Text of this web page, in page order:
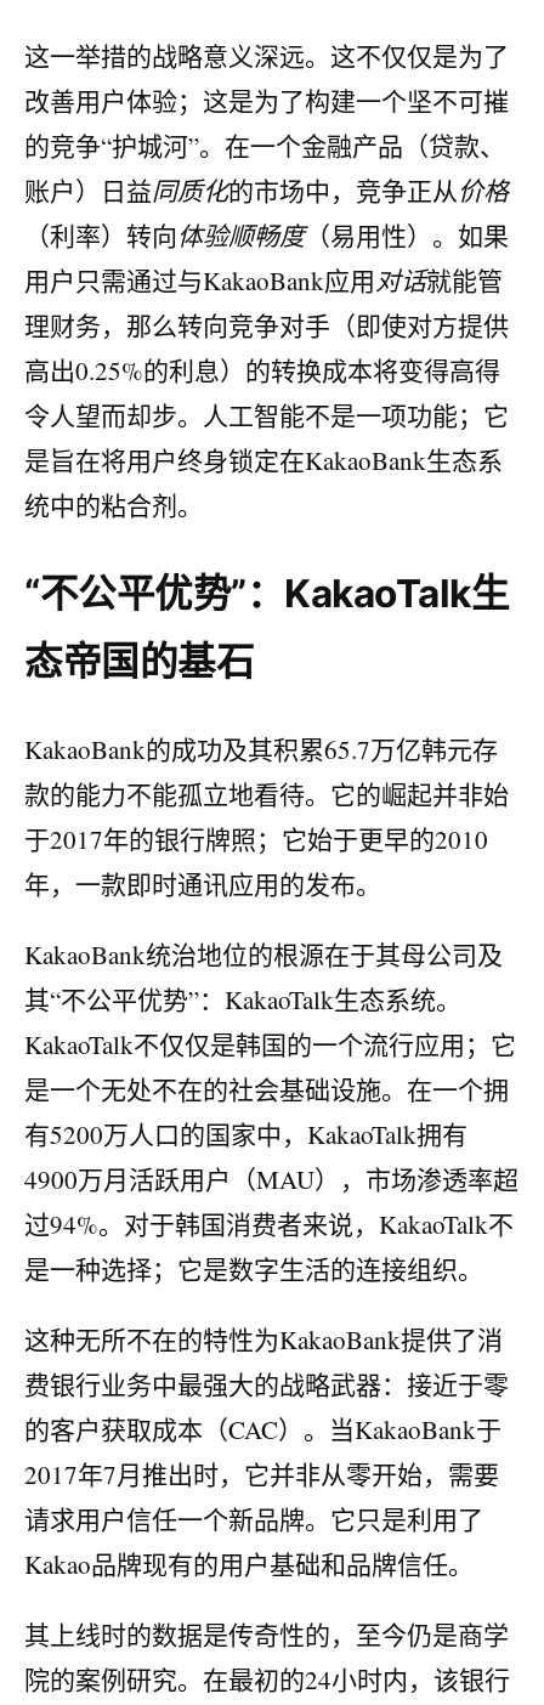
这一举措的战略意义深远。这不仅仅是为了
改善用户体验；这是为了构建一个坚不可摧
的竞争“护城河”。在一个金融产品（贷款、
账户）日益同质化的市场中，竞争正从价格
（利率）转向体验顺畅度（易用性）。如果
用户只需通过与KakaoBank应用对话就能管
理财务，那么转向竞争对手（即使对方提供
高出0.25%的利息）的转换成本将变得高得
令人望而却步。人工智能不是一项功能；它
是旨在将用户终身锁定在KakaoBank生态系
统中的粘合剂。
“不公平优势”：KakaoTalk生
态帝国的基石
KakaoBank的成功及其积累65.7万亿韩元存
款的能力不能孤立地看待。它的崛起并非始
于2017年的银行牌照；它始于更早的2010
年，一款即时通讯应用的发布。
KakaoBank统治地位的根源在于其母公司及
其“不公平优势”：KakaoTalk生态系统。
KakaoTalk不仅仅是韩国的一个流行应用；它
是一个无处不在的社会基础设施。在一个拥
有5200万人口的国家中，KakaoTalk拥有
4900万月活跃用户（MAU），市场渗透率超
过94%。对于韩国消费者来说，KakaoTalk不
是一种选择；它是数字生活的连接组织。
这种无所不在的特性为KakaoBank提供了消
费银行业务中最强大的战略武器：接近于零
的客户获取成本（CAC）。当KakaoBank于
2017年7月推出时，它并非从零开始，需要
请求用户信任一个新品牌。它只是利用了
Kakao品牌现有的用户基础和品牌信任。
其上线时的数据是传奇性的，至今仍是商学
院的案例研究。在最初的24小时内，该银行